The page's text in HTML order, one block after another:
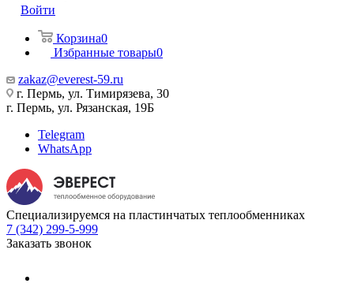
Войти
Корзина0
Избранные товары0
zakaz@everest-59.ru
г. Пермь, ул. Тимирязева, 30
г. Пермь, ул. Рязанская, 19Б
Telegram
WhatsApp
Специализируемся на пластинчатых теплообменниках
7 (342) 299-5-999
Заказать звонок